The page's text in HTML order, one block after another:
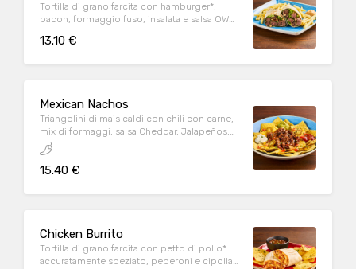
Tortilla di grano farcita con hamburger*,
bacon, formaggio fuso, insalata e salsa OWW,
13.10 €
Mexican Nachos
Triangolini di mais caldi con chili con carne,
mix di formaggi, salsa Cheddar, Jalapeños,
pomodoro e prezzemolo fresco, serviti con
mix di salse (Guacamole, Messicana e sauce
Cream)
15.40 €
Chicken Burrito
Tortilla di grano farcita con petto di pollo*
accuratamente speziato, peperoni e cipolla